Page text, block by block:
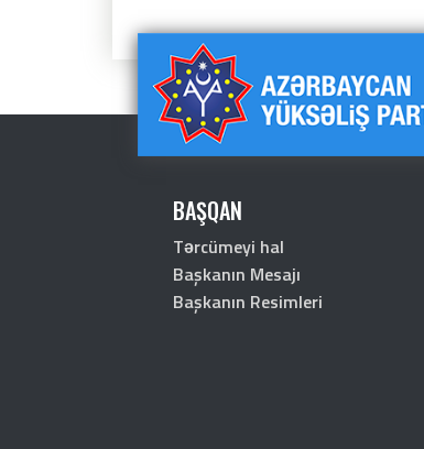
BAŞQAN
Tərcümeyi hal
Başkanın Mesajı
Başkanın Resimleri